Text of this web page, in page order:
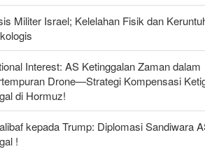
Militer Israel; Kelelahan Fisik dan
Interest: AS Ketinggalan Zaman dalam
Drone—Strategi Kompensasi
di Hormuz!
kepada Trump: Diplomasi Sandiwara
!